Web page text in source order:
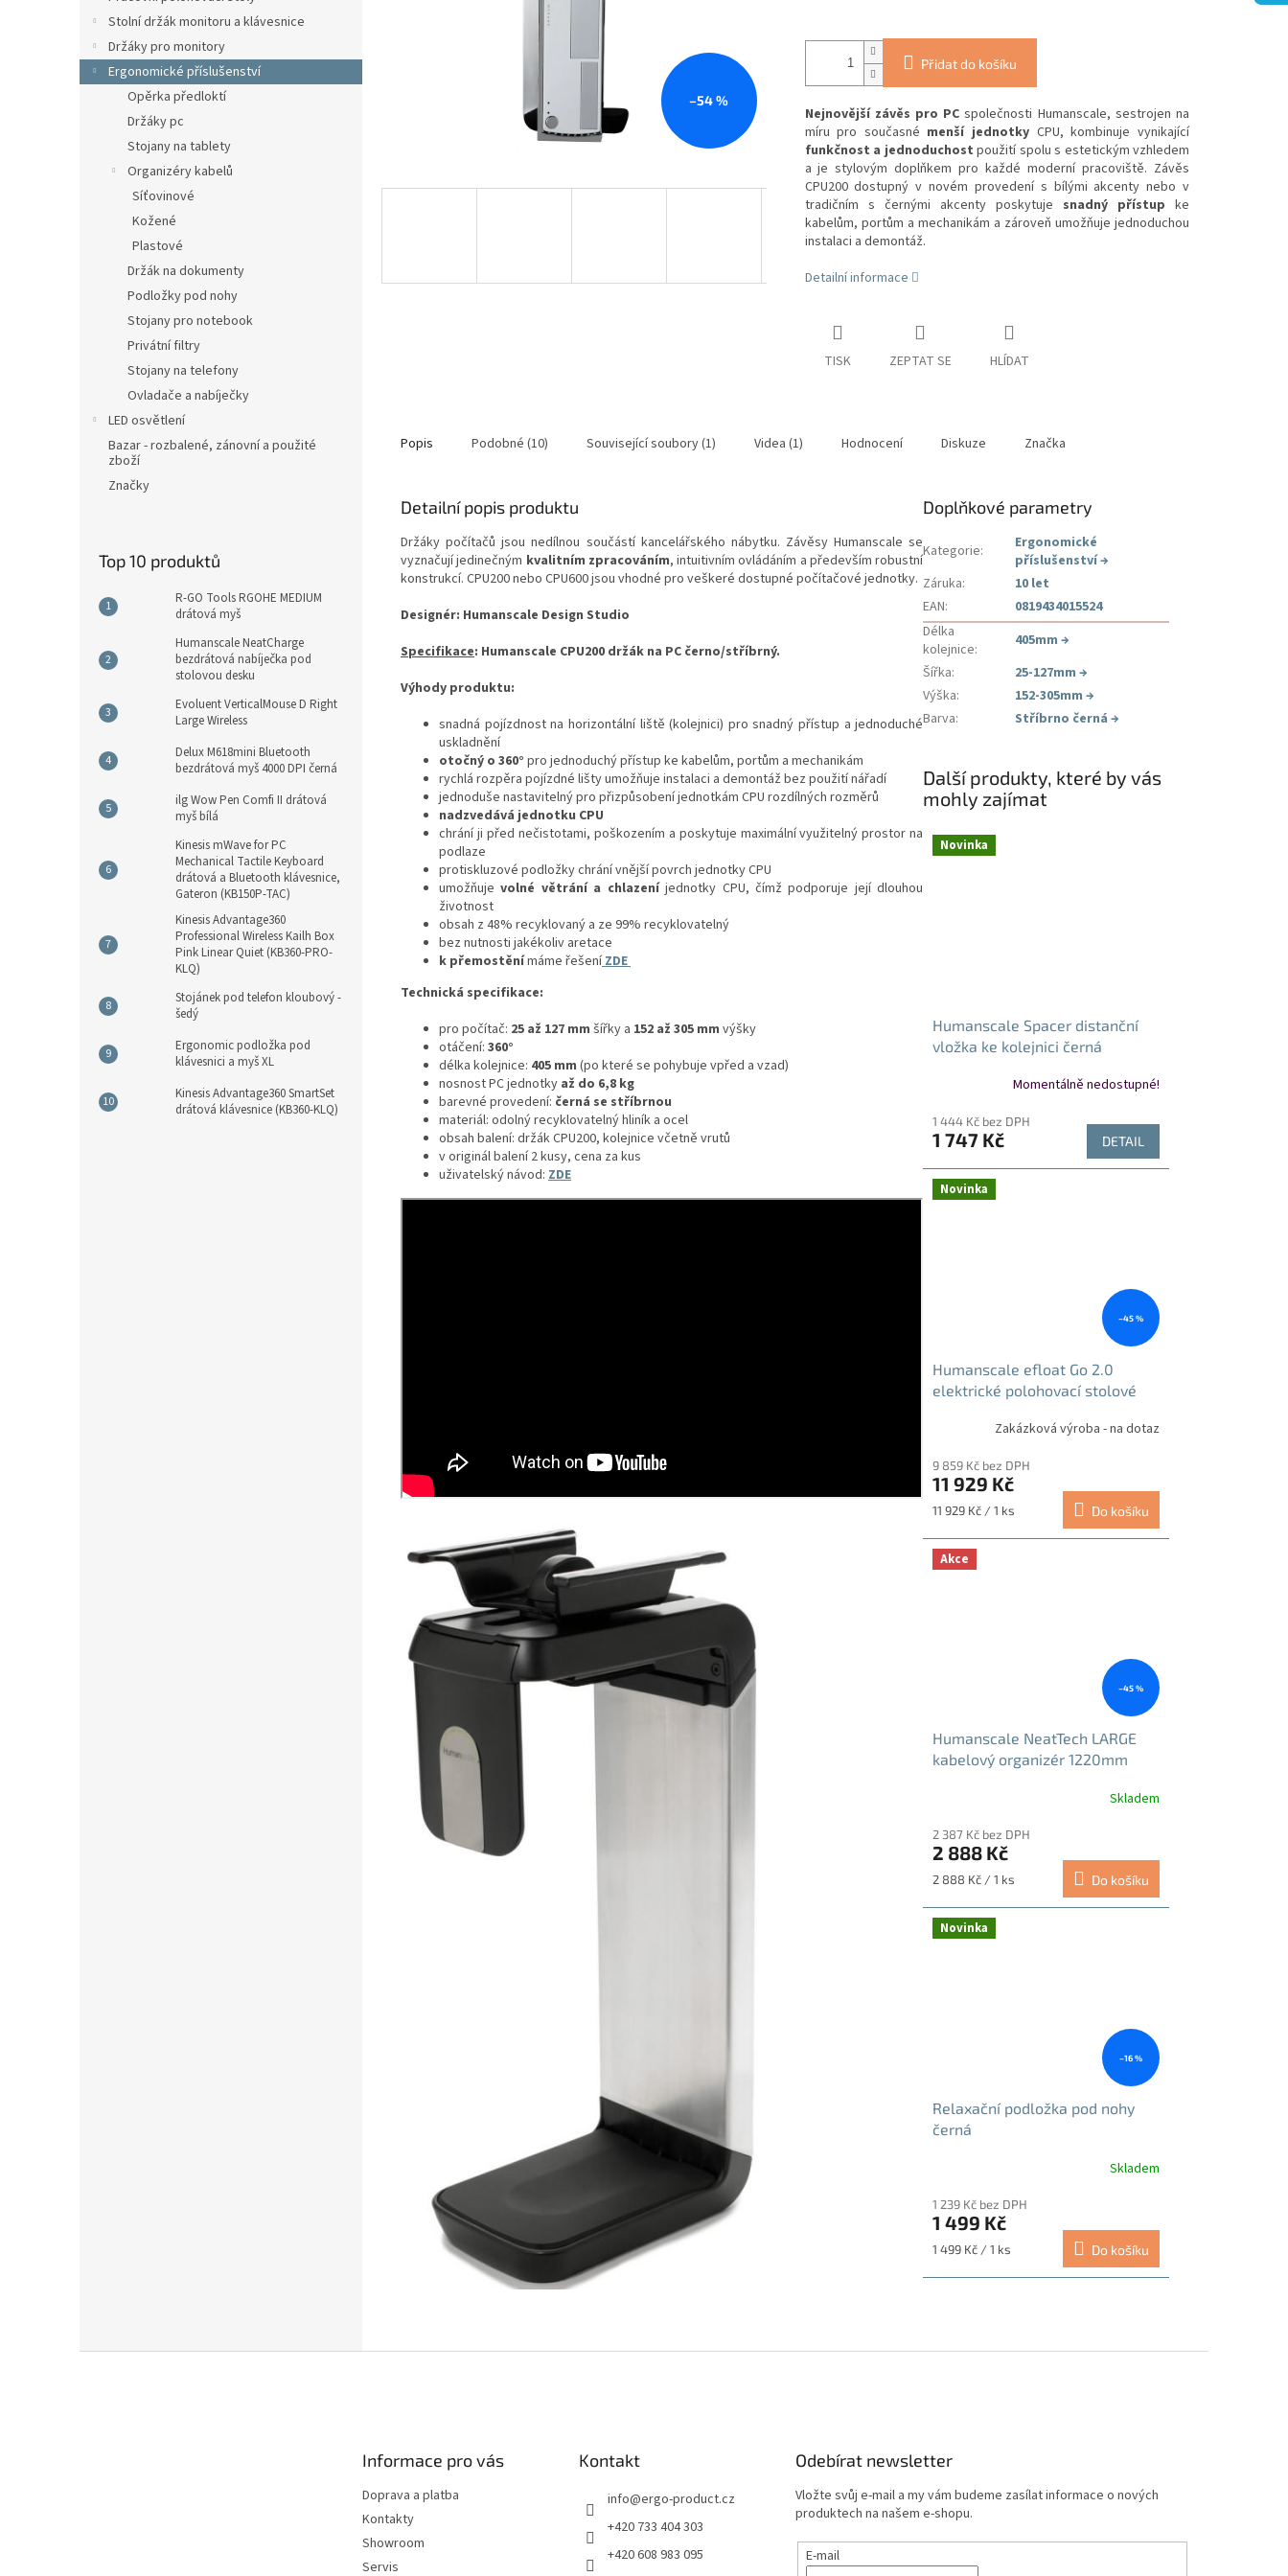
l
Stolní držák monitoru a klávesnice
Držáky pro monitory
Ergonomické příslušenství
Opěrka předloktí
Držáky pc
Stojany na tablety
Organizéry kabelů
Síťovinové
Kožené
Plastové
Držák na dokumenty
Podložky pod nohy
Stojany pro notebook
Privátní filtry
Stojany na telefony
Ovladače a nabíječky
LED osvětlení
Bazar - rozbalené, zánovní a použité
zboží
Značky
Top 10 produktů
R-GO Tools RGOHE MEDIUM
drátová myš
Humanscale NeatCharge
bezdrátová nabíječka pod
stolovou desku
Evoluent VerticalMouse D Right
Large Wireless
Delux M618mini Bluetooth
bezdrátová myš 4000 DPI černá
ilg Wow Pen Comfi II drátová
myš bílá
Kinesis mWave for PC
Mechanical Tactile Keyboard
drátová a Bluetooth klávesnice,
Gateron (KB150P-TAC)
Kinesis Advantage360
Professional Wireless Kailh Box
Pink Linear Quiet (KB360-PRO-
KLQ)
Stojánek pod telefon kloubový -
šedý
Ergonomic podložka pod
klávesnici a myš XL
Kinesis Advantage360 SmartSet
drátová klávesnice (KB360-KLQ)
–54 %
Přidat do košíku
Nejnovější závěs pro PC společnosti Humanscale, sestrojen na
míru pro současné menší jednotky CPU, kombinuje vynikající
funkčnost a jednoduchost použití spolu s estetickým vzhledem
a je stylovým doplňkem pro každé moderní pracoviště. Závěs
CPU200 dostupný v novém provedení s bílými akcenty nebo v
tradičním s černými akcenty poskytuje snadný přístup ke
kabelům, portům a mechanikám a zároveň umožňuje jednoduchou
instalaci a demontáž.
Detailní informace
TISK ZEPTAT SE HLÍDAT
Popis Podobné (10) Související soubory (1) Videa (1) Hodnocení Diskuze Značka
Detailní popis produktu
Držáky počítačů jsou nedílnou součástí kancelářského nábytku. Závěsy Humanscale se
vyznačují jedinečným kvalitním zpracováním, intuitivním ovládáním a především robustní
konstrukcí. CPU200 nebo CPU600 jsou vhodné pro veškeré dostupné počítačové jednotky.
Designér: Humanscale Design Studio
Specifikace: Humanscale CPU200 držák na PC černo/stříbrný.
Výhody produktu:
snadná pojízdnost na horizontální liště (kolejnici) pro snadný přístup a jednoduché
uskladnění
otočný o 360° pro jednoduchý přístup ke kabelům, portům a mechanikám
rychlá rozpěra pojízdné lišty umožňuje instalaci a demontáž bez použití nářadí
jednoduše nastavitelný pro přizpůsobení jednotkám CPU rozdílných rozměrů
nadzvedává jednotku CPU
chrání ji před nečistotami, poškozením a poskytuje maximální využitelný prostor na
podlaze
protiskluzové podložky chrání vnější povrch jednotky CPU
umožňujevolné větrání a chlazeníjednotky CPU, čímž podporuje její dlouhou
životnost
obsah z 48% recyklovaný a ze 99% recyklovatelný
bez nutnosti jakékoliv aretace
k přemostěnímáme řešeníZDE
Technická specifikace:
pro počítač: 25 až 127 mm šířky a 152 až 305 mm výšky
otáčení: 360°
délka kolejnice: 405 mm (po které se pohybuje vpřed a vzad)
nosnost PC jednotky až do 6,8 kg
barevné provedení: černá se stříbrnou
materiál: odolný recyklovatelný hliník a ocel
obsah balení: držák CPU200, kolejnice včetně vrutů
v originál balení 2 kusy, cena za kus
uživatelský návod: ZDE
Doplňkové parametry
Kategorie:
Ergonomické
příslušenství→
Záruka:
10 let
EAN:
0819434015524
Délka
kolejnice: 405mm →
Šířka: 25-127mm →
Výška: 152-305mm →
Barva: Stříbrno černá →
Další produkty, které by vás
mohly zajímat
Novinka
Humanscale Spacer distanční
vložka ke kolejnici černá
Momentálně nedostupné!
1 444 Kč bez DPH
1 747 Kč DETAIL
Novinka
–45 %
Humanscale efloat Go 2.0
elektrické polohovací stolové
Zakázková výroba - na dotaz
9 859 Kč bez DPH
11 929 Kč
Měrná
11 929 Kč / 1 ks Do košíku
Akce
–45 %
Humanscale NeatTech LARGE
kabelový organizér 1220mm
produktu
je
5,0
5
hvězdiček.
Skladem
2 387 Kč bez DPH
2 888 Kč
Měrná
2 888 Kč / 1 ks Do košíku
Novinka
–16 %
Relaxační podložka pod nohy
černá
Skladem
1 239 Kč bez DPH
1 499 Kč
Měrná
1 499 Kč / 1 ks Do košíku
Informace pro vás
Doprava a platba
Kontakty
Showroom
Servis
Kontakt
info@ergo-product.cz
+420 733 404 303
+420 608 983 095
Odebírat newsletter
Vložte svůj e-mail a my vám budeme zasílat informace o nových
produktech na našem e-shopu.
E-mail